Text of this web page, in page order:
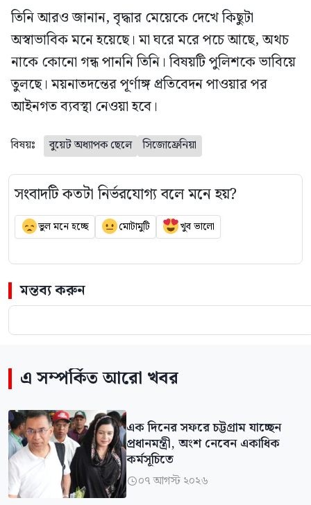
তিনি আরও জানান, বৃদ্ধার মেয়েকে দেখে কিছুটা
অস্বাভাবিক মনে হয়েছে। মা ঘরে মরে পচে আছে, অথচ
নাকে কোনো গন্ধ পাননি তিনি। বিষয়টি পুলিশকে ভাবিয়ে
তুলছে। ময়নাতদন্তের পূর্ণাঙ্গ প্রতিবেদন পাওয়ার পর
আইনগত ব্যবস্থা নেওয়া হবে।
বিষয়ঃ বুয়েট অধ্যাপক ছেলে সিজোফ্রেনিয়া
সংবাদটি কতটা নির্ভরযোগ্য বলে মনে হয়?
ভুল মনে হচ্ছে মোটামুটি খুব ভালো
মন্তব্য করুন
এ সম্পর্কিত আরো খবর
এক দিনের সফরে চট্টগ্রাম যাচ্ছেন
প্রধানমন্ত্রী, অংশ নেবেন একাধিক
কর্মসূচিতে
০৭ আগস্ট ২০২৬